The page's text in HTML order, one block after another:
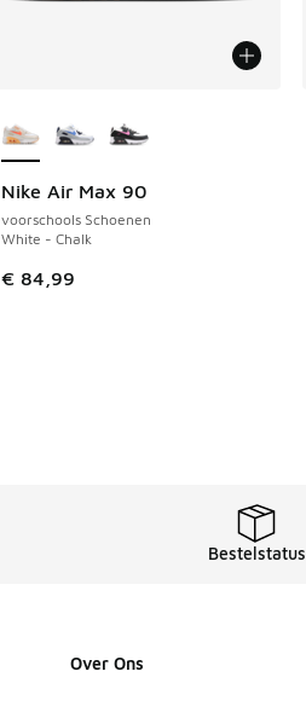
Nike Air Max 90
voorschools Schoenen
White - Chalk
€ 84,99
Bestelstatus
Over Ons